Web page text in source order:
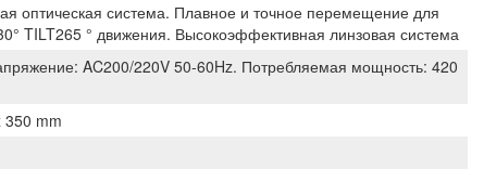
оптическая система. Плавное и точное перемещение для
TILT265 ° движения. Высокоэффективная линзовая система
AC200/220V 50-60Hz. Потребляемая мощность: 420
350 mm